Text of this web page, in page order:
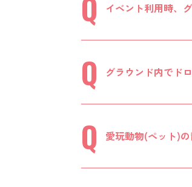
イベント利用時、
グラウンド内でド
愛玩動物(ペット)